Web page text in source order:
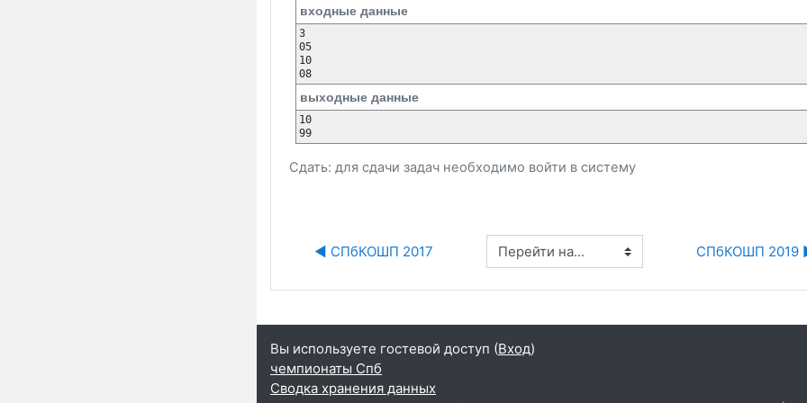
входные данные
3
05
10
08
выходные данные
10
99
Сдать: для сдачи задач необходимо войти в систему
◀︎ СПбКОШП 2017 Перейти на... СПбКОШП 2019
Вы используете гостевой доступ (Вход)
чемпионаты Спб
Сводка хранения данных